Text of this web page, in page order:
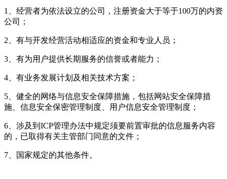
1、经营者为依法设立的公司，注册资金大于等于100万的内资
公司；
2、有与开发经营活动相适应的资金和专业人员；
3、有为用户提供长期服务的信誉或者能力；
4、有业务发展计划及相关技术方案；
5、健全的网络与信息安全保障措施，包括网站安全保障措
施、信息安全保密管理制度、用户信息安全管理制度；
6、涉及到ICP管理办法中规定须要前置审批的信息服务内容
的，已取得有关主管部门同意的文件；
7、国家规定的其他条件。